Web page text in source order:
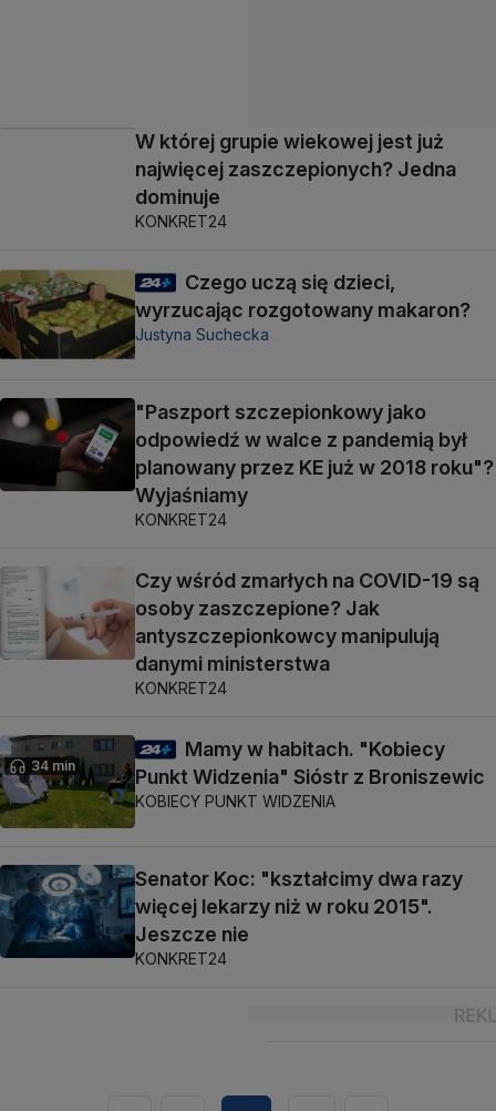
W której grupie wiekowej jest już
najwięcej zaszczepionych? Jedna
dominuje
KONKRET24
Czego uczą się dzieci,
wyrzucając rozgotowany makaron?
Justyna Suchecka
"Paszport szczepionkowy jako
odpowiedź w walce z pandemią był
planowany przez KE już w 2018 roku"?
Wyjaśniamy
KONKRET24
Czy wśród zmarłych na COVID-19 są
osoby zaszczepione? Jak
antyszczepionkowcy manipulują
danymi ministerstwa
KONKRET24
34 min
Mamy w habitach. "Kobiecy
Punkt Widzenia" Sióstr z Broniszewic
KOBIECY PUNKT WIDZENIA
Senator Koc: "kształcimy dwa razy
więcej lekarzy niż w roku 2015".
Jeszcze nie
KONKRET24